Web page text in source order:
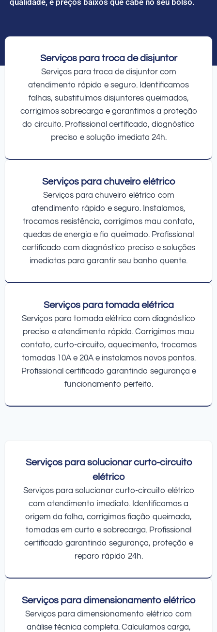
Serviços para troca de disjuntor
Serviços para troca de disjuntor com
atendimento rápido e seguro. Identificamos
falhas, substituímos disjuntores queimados,
corrigimos sobrecarga e garantimos a proteção
do circuito. Profissional certificado, diagnóstico
preciso e solução imediata 24h.
Serviços para chuveiro elétrico
Serviços para chuveiro elétrico com
atendimento rápido e seguro. Instalamos,
trocamos resistência, corrigimos mau contato,
quedas de energia e fio queimado. Profissional
certificado com diagnóstico preciso e soluções
imediatas para garantir seu banho quente.
Serviços para tomada elétrica
Serviços para tomada elétrica com diagnóstico
preciso e atendimento rápido. Corrigimos mau
contato, curto-circuito, aquecimento, trocamos
tomadas 10A e 20A e instalamos novos pontos.
Profissional certificado garantindo segurança e
funcionamento perfeito.
Serviços para solucionar curto-circuito
elétrico
Serviços para solucionar curto-circuito elétrico
com atendimento imediato. Identificamos a
origem da falha, corrigimos fiação queimada,
tomadas em curto e sobrecarga. Profissional
certificado garantindo segurança, proteção e
reparo rápido 24h.
Serviços para dimensionamento elétrico
Serviços para dimensionamento elétrico com
análise técnica completa. Calculamos carga,